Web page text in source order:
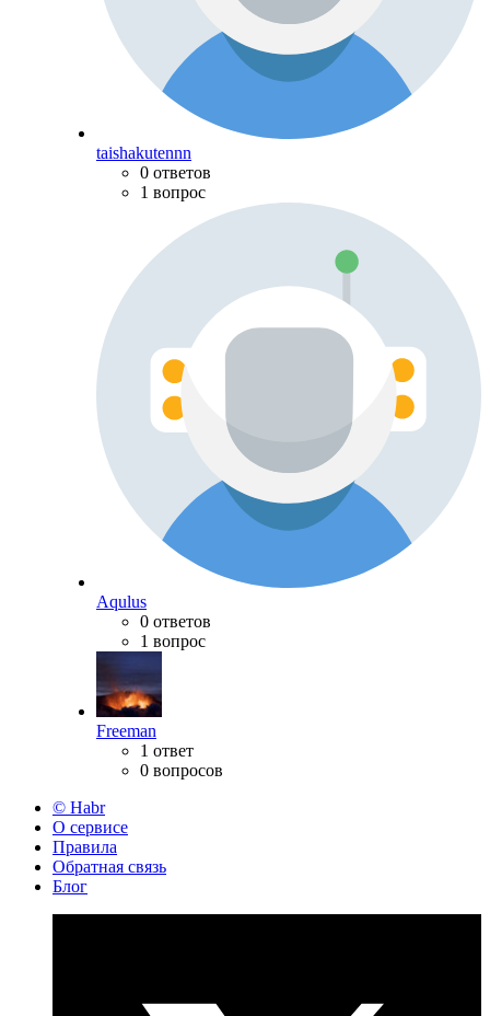
taishakutennn
0 ответов
1 вопрос
Aqulus
0 ответов
1 вопрос
Freeman
1 ответ
0 вопросов
© Habr
О сервисе
Правила
Обратная связь
Блог